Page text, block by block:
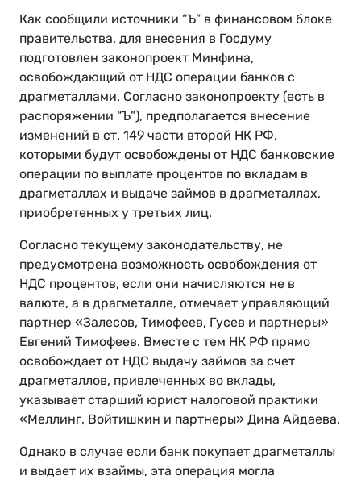
Как сообщили источники “Ъ” в финансовом блоке
правительства, для внесения в Госдуму
подготовлен законопроект Минфина,
освобождающий от НДС операции банков с
драгметаллами. Согласно законопроекту (есть в
распоряжении “Ъ”), предполагается внесение
изменений в ст. 149 части второй НК РФ,
которыми будут освобождены от НДС банковские
операции по выплате процентов по вкладам в
драгметаллах и выдаче займов в драгметаллах,
приобретенных у третьих лиц.
Согласно текущему законодательству, не
предусмотрена возможность освобождения от
НДС процентов, если они начисляются не в
валюте, а в драгметалле, отмечает управляющий
партнер «Залесов, Тимофеев, Гусев и партнеры»
Евгений Тимофеев. Вместе с тем НК РФ прямо
освобождает от НДС выдачу займов за счет
драгметаллов, привлеченных во вклады,
указывает старший юрист налоговой практики
«Меллинг, Войтишкин и партнеры» Дина Айдаева.
Однако в случае если банк покупает драгметаллы
и выдает их взаймы, эта операция могла